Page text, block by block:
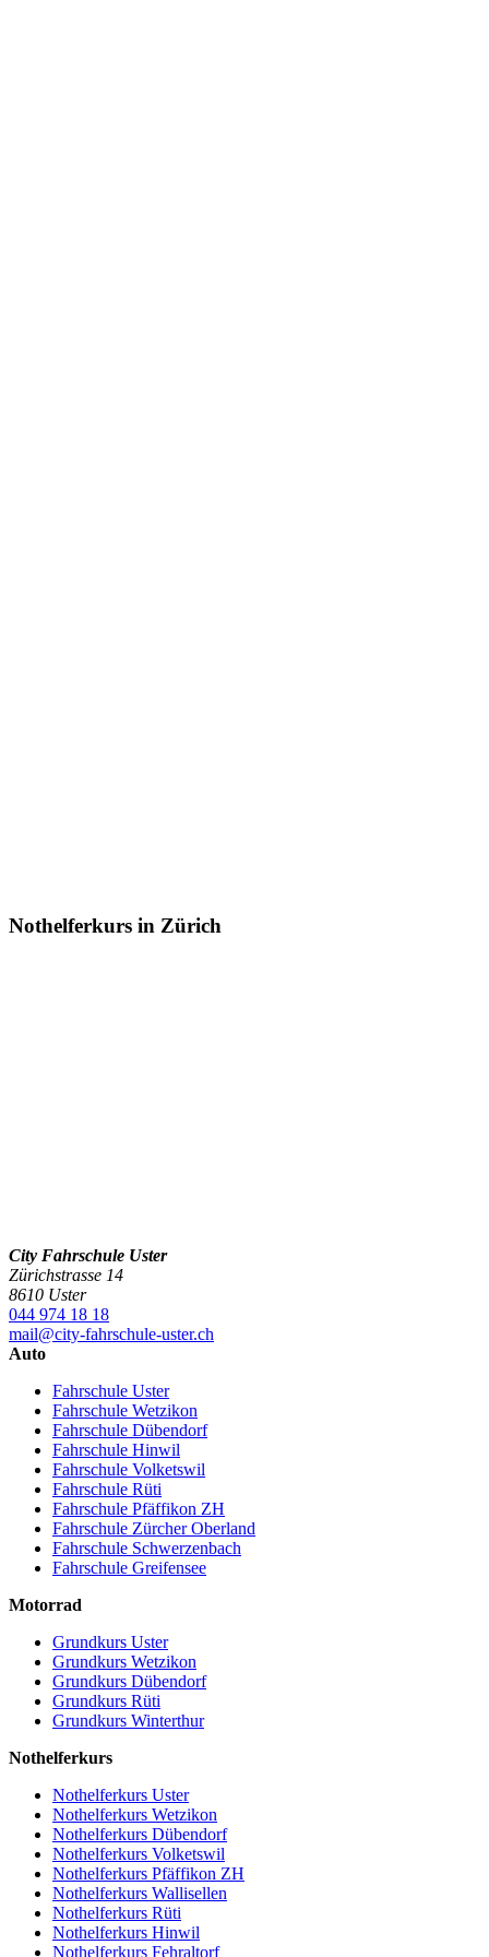
Nothelferkurs in Zürich
City Fahrschule Uster
Zürichstrasse 14
8610 Uster
044 974 18 18
mail@city-fahrschule-uster.ch
Auto
Fahrschule Uster
Fahrschule Wetzikon
Fahrschule Dübendorf
Fahrschule Hinwil
Fahrschule Volketswil
Fahrschule Rüti
Fahrschule Pfäffikon ZH
Fahrschule Zürcher Oberland
Fahrschule Schwerzenbach
Fahrschule Greifensee
Motorrad
Grundkurs Uster
Grundkurs Wetzikon
Grundkurs Dübendorf
Grundkurs Rüti
Grundkurs Winterthur
Nothelferkurs
Nothelferkurs Uster
Nothelferkurs Wetzikon
Nothelferkurs Dübendorf
Nothelferkurs Volketswil
Nothelferkurs Pfäffikon ZH
Nothelferkurs Wallisellen
Nothelferkurs Rüti
Nothelferkurs Hinwil
Nothelferkurs Fehraltorf